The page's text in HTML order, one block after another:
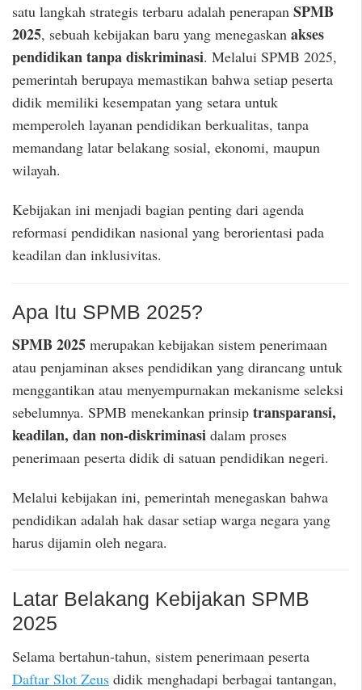
satu langkah strategis terbaru adalah penerapan SPMB
2025, sebuah kebijakan baru yang menegaskan akses
pendidikan tanpa diskriminasi. Melalui SPMB 2025,
pemerintah berupaya memastikan bahwa setiap peserta
didik memiliki kesempatan yang setara untuk
memperoleh layanan pendidikan berkualitas, tanpa
memandang latar belakang sosial, ekonomi, maupun
wilayah.
Kebijakan ini menjadi bagian penting dari agenda
reformasi pendidikan nasional yang berorientasi pada
keadilan dan inklusivitas.
Apa Itu SPMB 2025?
SPMB 2025 merupakan kebijakan sistem penerimaan
atau penjaminan akses pendidikan yang dirancang untuk
menggantikan atau menyempurnakan mekanisme seleksi
sebelumnya. SPMB menekankan prinsip transparansi,
keadilan, dan non-diskriminasi dalam proses
penerimaan peserta didik di satuan pendidikan negeri.
Melalui kebijakan ini, pemerintah menegaskan bahwa
pendidikan adalah hak dasar setiap warga negara yang
harus dijamin oleh negara.
Latar Belakang Kebijakan SPMB
2025
Selama bertahun-tahun, sistem penerimaan peserta
Daftar Slot Zeus didik menghadapi berbagai tantangan,